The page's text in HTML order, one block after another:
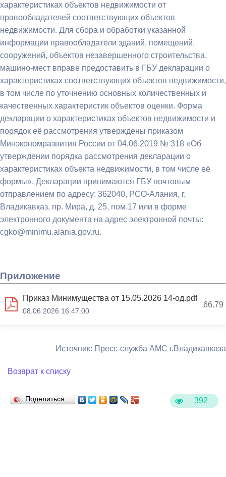
392
характеристиках объектов недвижимости от
правообладателей соответствующих объектов
недвижимости. Для сбора и обработки указанной
информации правообладатели зданий, помещений,
сооружений, объектов незавершенного строительства,
машино-мест вправе предоставить в ГБУ декларации о
характеристиках соответствующих объектов недвижимости,
в том числе по уточнению основных количественных и
качественных характеристик объектов оценки. Форма
декларации о характеристиках объектов недвижимости и
порядок её рассмотрения утверждены приказом
Минэкономразвития России от 04.06.2019 № 318 «Об
утверждении порядка рассмотрения декларации о
характеристиках объекта недвижимости, в том числе её
формы». Декларации принимаются ГБУ почтовым
отправлением по адресу: 362040, РСО-Алания, г.
Владикавказ, пр. Мира, д. 25, пом.17 или в форме
электронного документа на адрес электронной почты:
cgko@minimu.alania.gov.ru.
Приложение
Приказ Минимущества от 15.05.2026 14-од.pdf
08.06.2026 16:47:00
66.79
Источник: Пресс-служба АМС г.Владикавказа
Возврат к списку
Поделиться…